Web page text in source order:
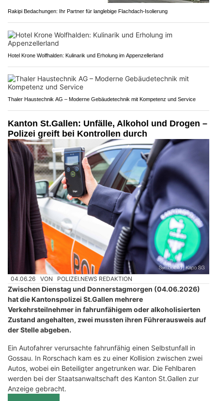
Rakipi Bedachungen: Ihr Partner für langlebige Flachdach-Isolierung
Hotel Krone Wolfhalden: Kulinarik und Erholung im Appenzellerland
Thaler Haustechnik AG – Moderne Gebäudetechnik mit Kompetenz und Service
Kanton St.Gallen: Unfälle, Alkohol und Drogen –
Polizei greift bei Kontrollen durch
04.06.26 VON POLIZEI.NEWS REDAKTION
Zwischen Dienstag und Donnerstagmorgen (04.06.2026)
hat die Kantonspolizei St.Gallen mehrere
Verkehrsteilnehmer in fahrunfähigem oder alkoholisierten
Zustand angehalten, zwei mussten ihren Führerausweis auf
der Stelle abgeben.
Ein Autofahrer verursachte fahrunfähig einen Selbstunfall in
Gossau. In Rorschach kam es zu einer Kollision zwischen zwei
Autos, wobei ein Beteiligter angetrunken war. Die Fehlbaren
werden bei der Staatsanwaltschaft des Kanton St.Gallen zur
Anzeige gebracht.